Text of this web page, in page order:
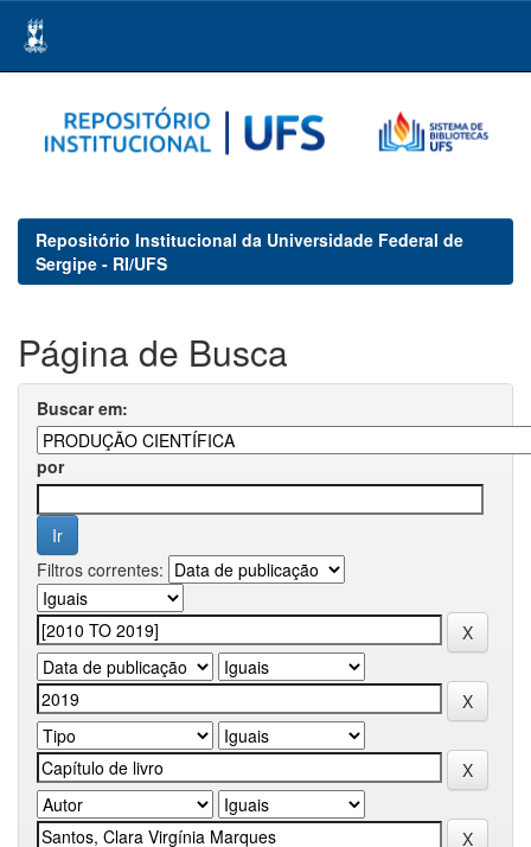
navigation
Repositório Institucional da Universidade Federal de
Sergipe - RI/UFS
Página de Busca
Buscar em:
por
Filtros correntes: